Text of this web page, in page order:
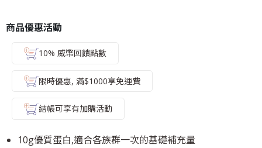
商品優惠活動
10% 威幣回饋點數
限時優惠, 滿$1000享免運費
結帳可享有加購活動
10g優質蛋白,適合各族群一次的基礎補充量